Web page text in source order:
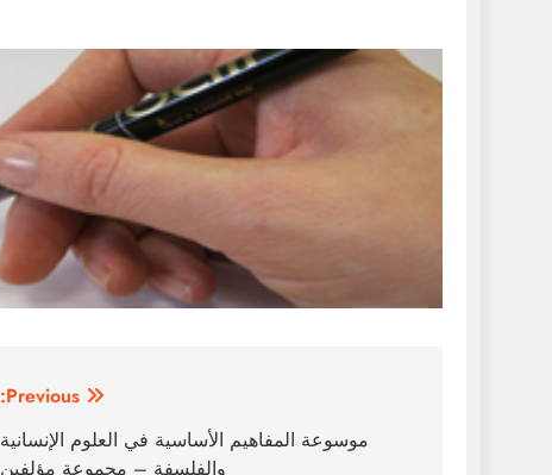
المقالات
Previous:
موسوعة المفاهيم الأساسية في العلوم الإنسانية
والفلسفة – مجموعة مؤلفين